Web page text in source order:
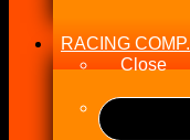
RACING COMP.
Close